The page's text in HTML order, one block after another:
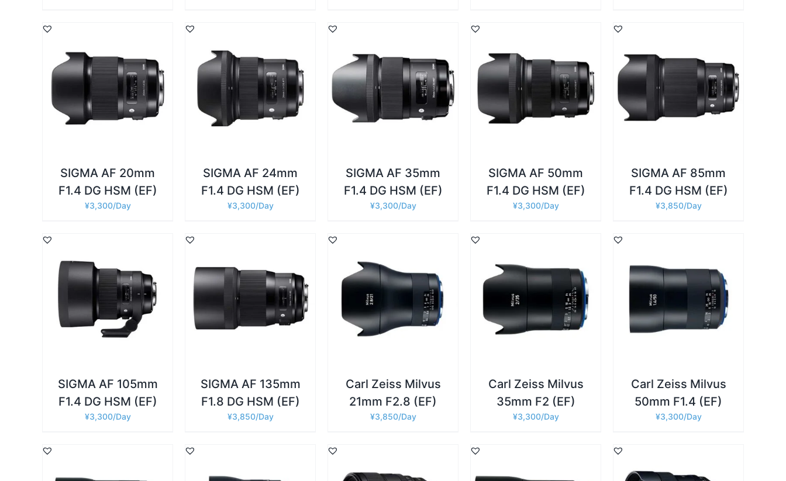
SIGMA AF 20mm
F1.4 DG HSM (EF)
¥3,300
お買い物カゴに追加 / 詳細
SIGMA AF 24mm
F1.4 DG HSM (EF)
¥3,300
お買い物カゴに追加 詳細
SIGMA AF 35mm
F1.4 DG HSM (EF)
¥3,300
お買い物カゴに追加 / 詳細
SIGMA AF 50mm
F1.4 DG HSM (EF)
¥3,300
お買い物カゴに追加 / 詳細
SIGMA AF 85mm
F1.4 DG HSM (EF)
¥3,850
SIGMA AF 105mm
F1.4 DG HSM (EF)
¥3,300
お買い物カゴに追加 / 詳細
SIGMA AF 135mm
F1.8 DG HSM (EF)
¥3,850
お買い物カゴに追加 詳細
Carl Zeiss Milvus
21mm F2.8 (EF)
¥3,850
お買い物カゴに追加 詳細
Carl Zeiss Milvus
35mm F2 (EF)
¥3,300
お買い物カゴに追加 / 詳細
Carl Zeiss Milvus
50mm F1.4 (EF)
¥3,300